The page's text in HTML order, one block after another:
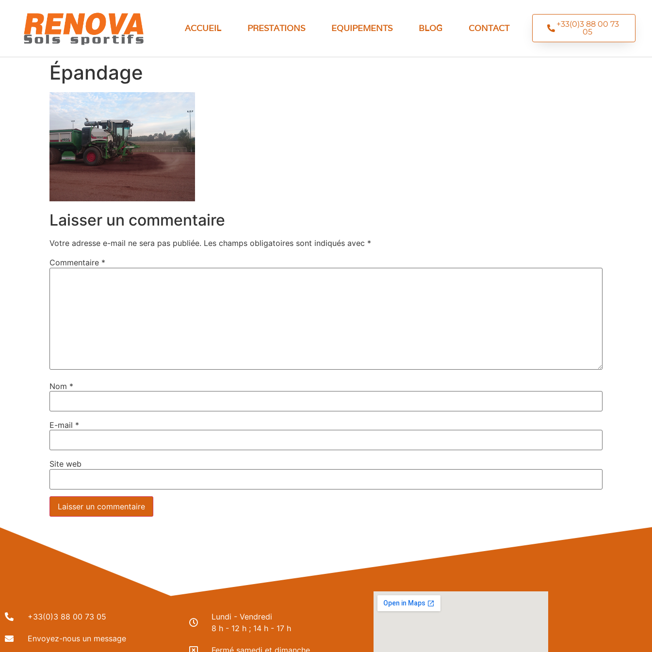
ACCUEIL PRESTATIONS EQUIPEMENTS BLOG CONTACT
+33(0)3 88 00 73
05
Épandage
Laisser un commentaire
Votre adresse e-mail ne sera pas publiée. Les champs obligatoires sont indiqués avec *
Commentaire *
Nom *
E-mail *
Site web
+33(0)3 88 00 73 05
Envoyez-nous un message
Lundi - Vendredi
8 h - 12 h ; 14 h - 17 h